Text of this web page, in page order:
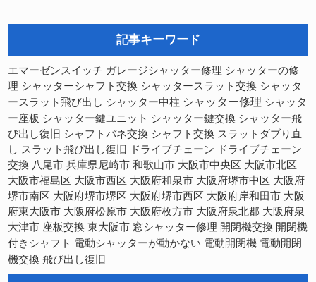
記事キーワード
エマーゼンスイッチ ガレージシャッター修理 シャッターの修
理 シャッターシャフト交換 シャッタースラット交換 シャッタ
ースラット飛び出し シャッター中柱 シャッター修理 シャッタ
ー座板 シャッター鍵ユニット シャッター鍵交換 シャッター飛
び出し復旧 シャフトバネ交換 シャフト交換 スラットダブり直
し スラット飛び出し復旧 ドライブチェーン
ドライブチェーン
交換 八尾市 兵庫県尼崎市 和歌山市 大阪市中央区 大阪市北区
大阪市福島区 大阪市西区 大阪府和泉市 大阪府堺市中区 大阪府
堺市南区 大阪府堺市堺区 大阪府堺市西区 大阪府岸和田市 大阪
府東大阪市 大阪府松原市 大阪府枚方市 大阪府泉北郡 大阪府泉
大津市 座板交換 東大阪市 窓シャッター修理 開閉機交換 開閉機
付きシャフト 電動シャッターが動かない 電動開閉機 電動開閉
機交換 飛び出し復旧